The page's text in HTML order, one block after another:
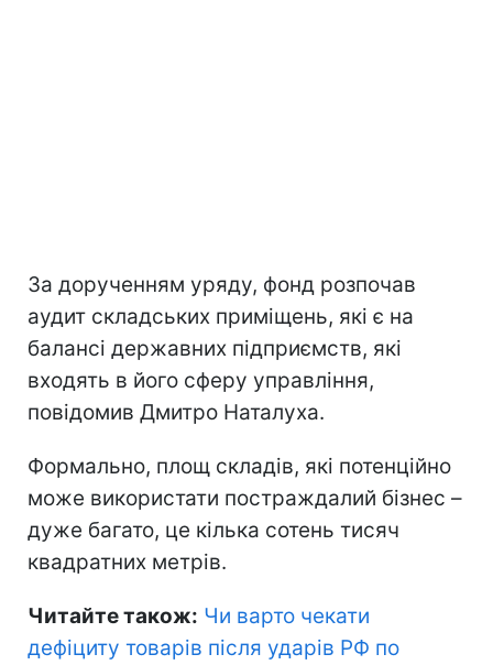
За дорученням уряду, фонд розпочав
аудит складських приміщень, які є на
балансі державних підприємств, які
входять в його сферу управління,
повідомив Дмитро Наталуха.
Формально, площ складів, які потенційно
може використати постраждалий бізнес –
дуже багато, це кілька сотень тисяч
квадратних метрів.
Читайте також: Чи варто чекати
дефіциту товарів після ударів РФ по